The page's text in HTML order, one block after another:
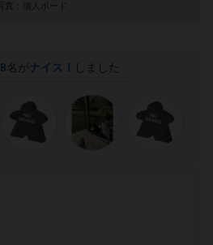
写真：個人ボード
8名がナイス！ しました